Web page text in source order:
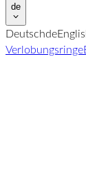
de
Deutschde
Verlobungsringe